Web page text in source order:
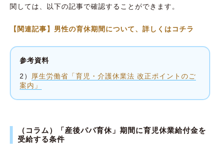
関しては、以下の記事で確認することができます。
【関連記事】男性の育休期間について、詳しくはコチラ
参考資料
2） 厚生労働省「育児・介護休業法 改正ポイントのご
案内」
（コラム）「産後パパ育休」期間に育児休業給付金を
受給する条件